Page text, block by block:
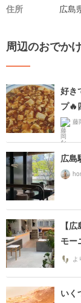
住所 広島
周辺のおでか
好き
プ🔥
藤
広島
【
モ
よ
いく